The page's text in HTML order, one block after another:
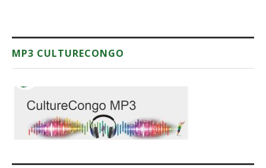
MP3 CULTURECONGO